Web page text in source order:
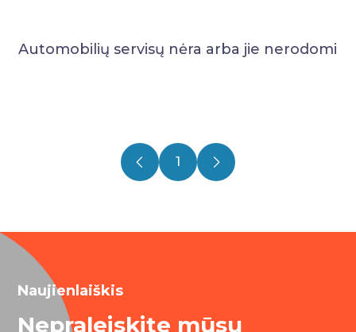
Automobilių servisų nėra arba jie nerodomi
1
Naujienlaiškis
Nepraleiskite mūsų